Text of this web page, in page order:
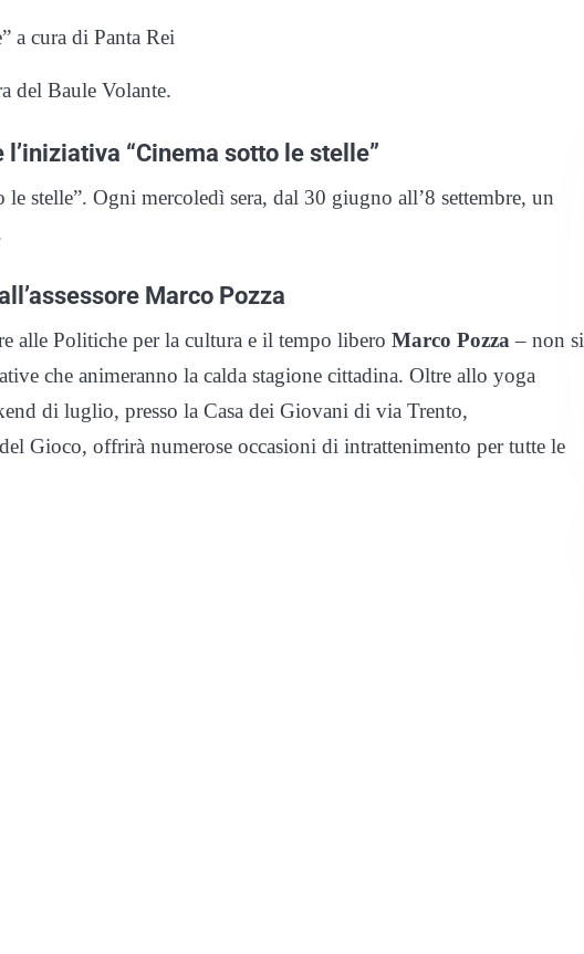
a cura di Panta Rei
del Baule Volante.
“Cinema sotto le stelle”
stelle”. Ogni mercoledì sera, dal 30 giugno all’8 settembre, un
Marco Pozza
alle Politiche per la cultura e il tempo libero Marco Pozza – non si
che animeranno la calda stagione cittadina. Oltre allo yoga
di luglio, presso la Casa dei Giovani di via Trento,
Gioco, offrirà numerose occasioni di intrattenimento per tutte le